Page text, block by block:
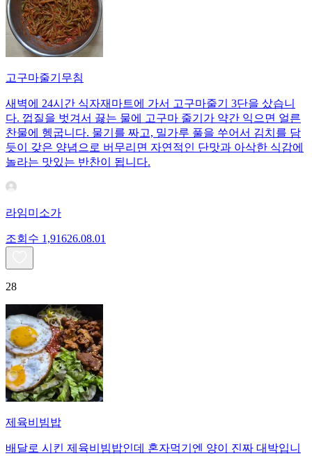
고구마줄기무침
새벽에 24시간 식자재마트에 가서 고구마줄기 3단을 샀습니
다. 껍질을 벗겨서 끓는 물에 고구마 줄기가 약간 익으면 얼른
찬물에 헹굽니다. 물기를 짜고, 밀가루 풀을 쑤어서 김치를 담
듯이 갖은 양념으로 버무리면 자연적인 단맛과 아삭한 식감에
놀라는 맛있는 반찬이 됩니다.
라임미소가
조회수 1,91626.08.01
28
제육비빔밥
배달로 시킨 제육비빔밥인데 혼자먹기엔 양이 진짜 대박입니